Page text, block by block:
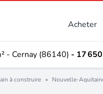
Acheter
- Cernay (86140) - 17
à construire • Nouvelle-